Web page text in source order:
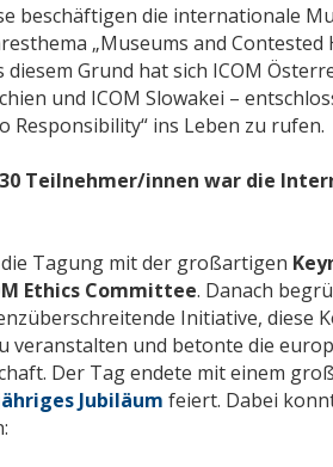
beschäftigen die internationale
„Museums and
diesem Grund hat sich ICOM
und ICOM Slowakei –
Responsibility“ ins Leben zu rufen.
Teilnehmer/innen war die
Tagung mit der großartigen
Ethics Committee. Danach
Initiative, diese
veranstalten und betonte die
Der Tag endete mit einem
Jubiläum feiert. Dabei